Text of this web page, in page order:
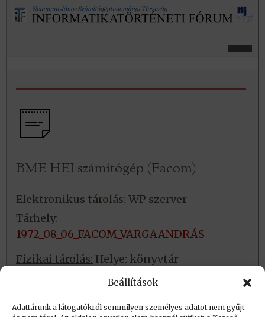
Beállítások
Adattárunk a látogatókról semmilyen személyes adatot nem gyűjt
BME HEI számítógép (Facom)
Elektronikus tárolás: WP szerver
Tárhely:
1972_08_06_FACOM_VARGAANDRÁS
Fizikai tárolás: Helye: könyvtár